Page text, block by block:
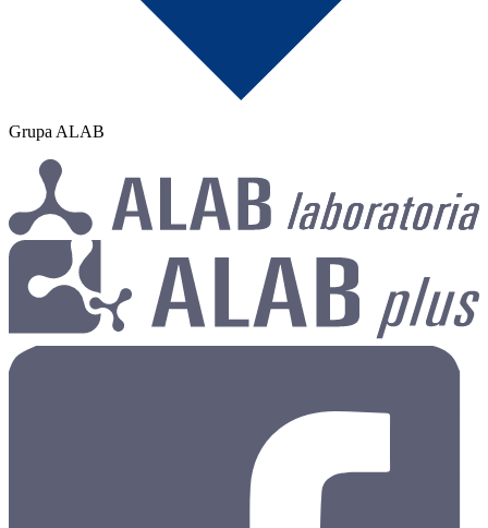
Grupa ALAB